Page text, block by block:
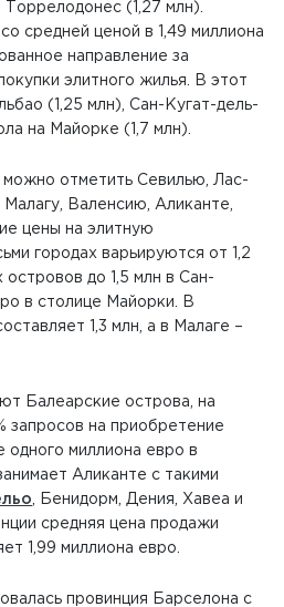
(1,27 млн).
средней ценой в 1,49 миллиона
направление за
элитного жилья. В этот
(1,25 млн), Сан-Кугат-дель-
на Майорке (1,7 млн).
можно отметить Севилью, Лас-
Малагу, Валенсию, Аликанте,
цены на элитную
городах варьируются от 1,2
островов до 1,5 млн в Сан-
в столице Майорки. В
1,3 млн, а в Малаге –
Балеарские острова, на
запросов на приобретение
миллиона евро в
Аликанте с такими
, Бенидорм, Дения, Хавеа и
средняя цена продажи
1,99 миллиона евро.
провинция Барселона с